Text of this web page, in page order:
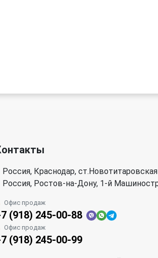
Россия, Краснодар,
Россия, Ростов-на-Дону, 1-й
Офис продаж
(918) 245-00-88
Офис продаж
(918) 245-00-99